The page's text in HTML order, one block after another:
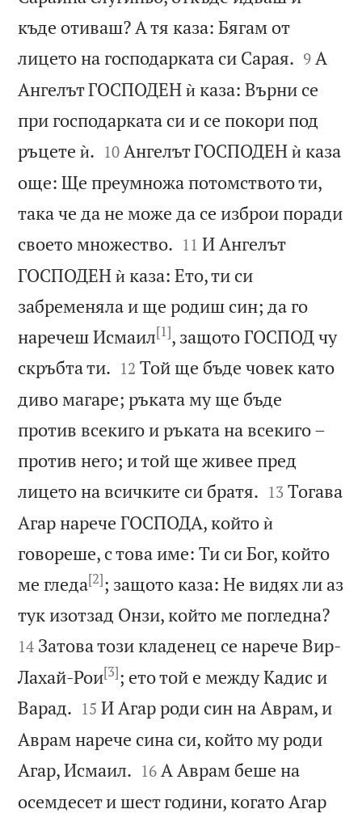
къде отиваш? А тя каза: Бягам от
лицето на господарката си Сарая. 

9 А
Ангелът ГОСПОДЕН ѝ каза: Върни се
при господарката си и се покори под
ръцете ѝ. 

10 Ангелът ГОСПОДЕН ѝ каза
още: Ще преумножа потомството ти,
така че да не може да се изброи поради
своето множество. 

11 И Ангелът
ГОСПОДЕН ѝ каза: Ето, ти си
забременяла и ще родиш син; да го
наречеш Исмаил[1], защото ГОСПОД чу
скръбта ти. 

12 Той ще бъде човек като
диво магаре; ръката му ще бъде
против всекиго и ръката на всекиго –
против него; и той ще живее пред
лицето на всичките си братя. 

13 Тогава
Агар нарече ГОСПОДА, който ѝ
говореше, с това име: Ти си Бог, който
ме гледа[2]; защото каза: Не видях ли аз
тук изотзад Онзи, който ме погледна?
14 Затова този кладенец се нарече Вир-
Лахай-Рои[3]; ето той е между Кадис и
Варад. 

15 И Агар роди син на Аврам, и
Аврам нарече сина си, който му роди
Агар, Исмаил. 

16 А Аврам беше на
осемдесет и шест години, когато Агар